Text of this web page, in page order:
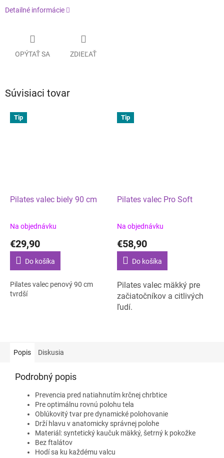
Detailné informácie
OPÝTAŤ SA ZDIEĽAŤ
Súvisiaci tovar
Tip
Pilates valec biely 90 cm
Na objednávku
€29,90
Do košíka
Pilates valec penový 90 cm
tvrdší
Tip
Pilates valec Pro Soft
Na objednávku
€58,90
Do košíka
Pilates valec mäkký pre
začiatočníkov a citlivých
ľudí.
Popis Diskusia
Podrobný popis
Prevencia pred natiahnutím krčnej chrbtice
Pre optimálnu rovnú polohu tela
Oblúkovitý tvar pre dynamické polohovanie
Drží hlavu v anatomicky správnej polohe
Materiál: syntetický kaučuk mäkký, šetrný k pokožke
Bez ftalátov
Hodí sa ku každému valcu